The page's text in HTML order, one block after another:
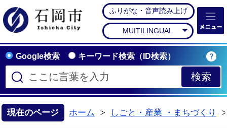
石岡市公式ホームペー
ふりがな・音声読み上げ
MUITILINGUAL
Google検索 キーワード検索（ID検索）
現在のページ ホーム
しごと・産業 ・まちづくり